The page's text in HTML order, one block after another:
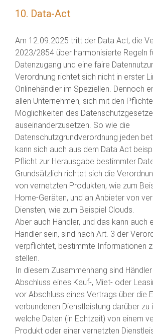
10. Data-Act
Am 12.09.2025 tritt der Data Act, die
2023/2854 über harmonisierte Regeln
Datenzugang und eine faire
Verordnung richtet sich nicht in erster
Onlinehändler im Speziellen. Dennoch
allen Unternehmen, sich mit den
Möglichkeiten des
auseinanderzusetzen. So wie die
Datenschutzgrundverordnung jeden
kann sich auch aus dem Data Act
Pflicht zur Herausgabe bestimmter
Grundsätzlich richtet sich die
von vernetzten Produkten, wie zum
Home-Geräten, und an Anbieter von
Diensten, wie zum Beispiel Clouds.
Aber auch Händler, und das kann auch
Händler sein, sind nach Art. 3 der
verpflichtet, bestimmte Informationen
stellen.
In diesem Zusammenhang sind
Abschluss eines Kauf-, Miet- oder
vor Abschluss eines Vertrags über die
verbundenen Dienstleistung darüber zu
welche Daten (in Echtzeit) von einem
Produkt oder einer vernetzten